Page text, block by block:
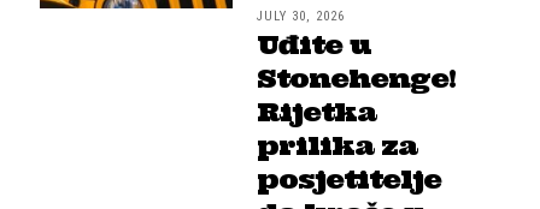
JULY 30, 2026
Uđite u
Stonehenge!
Rijetka
prilika za
posjetitelje